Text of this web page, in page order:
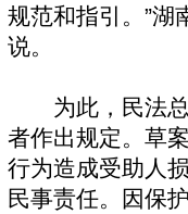
规范和指引。”湖
说。
为此，民法总
者作出规定。草
行为造成受助人
民事责任。因保